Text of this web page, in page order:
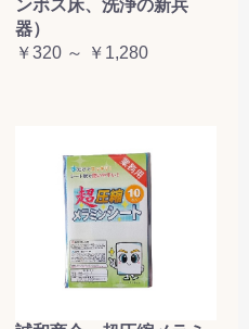
ンボス床、洗浄の新兵
器）
￥320 ～ ￥1,280